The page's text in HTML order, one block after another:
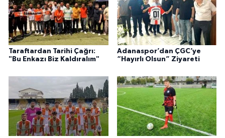
Taraftardan Tarihi Çağrı:
"Bu Enkazı Biz Kaldıralım"
Adanaspor’dan ÇGC’ye
“Hayırlı Olsun” Ziyareti